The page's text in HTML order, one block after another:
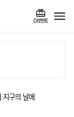
지구의 날에